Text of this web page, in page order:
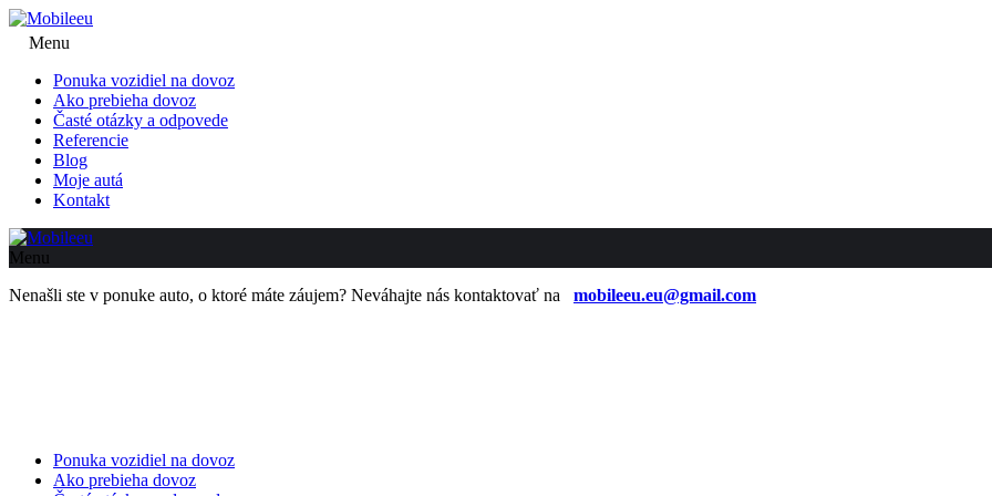
Menu
Ponuka vozidiel na dovoz
Ako prebieha dovoz
Časté otázky a odpovede
Referencie
Blog
Moje autá
Kontakt
Menu
Nenašli ste v ponuke auto, o ktoré máte záujem? Neváhajte nás kontaktovať na mobileeu.eu@gmail.com
Ponuka vozidiel na dovoz
Ako prebieha dovoz